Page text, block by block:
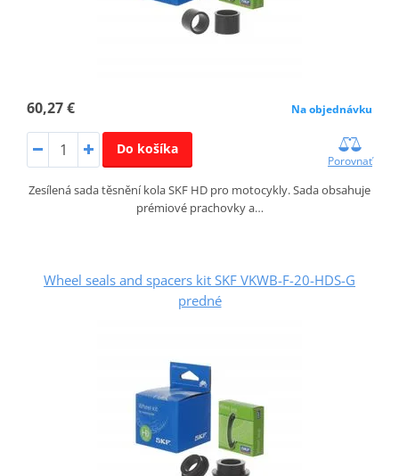
60,27 € Na objednávku
Do košíka
Porovnať
Zesílená sada těsnění kola SKF HD pro motocykly. Sada obsahuje
prémiové prachovky a…
Wheel seals and spacers kit SKF VKWB-F-20-HDS-G
predné